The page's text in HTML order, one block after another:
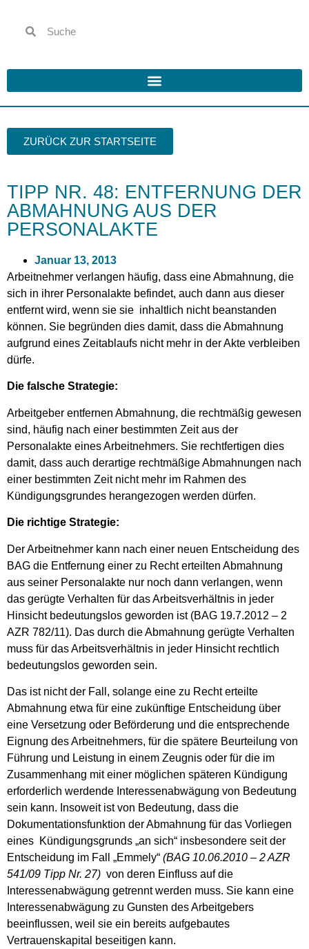
ZURÜCK ZUR STARTSEITE
TIPP NR. 48: ENTFERNUNG DER
ABMAHNUNG AUS DER
PERSONALAKTE
Januar 13, 2013
Arbeitnehmer verlangen häufig, dass eine Abmahnung, die
sich in ihrer Personalakte befindet, auch dann aus dieser
entfernt wird, wenn sie sie inhaltlich nicht beanstanden
können. Sie begründen dies damit, dass die Abmahnung
aufgrund eines Zeitablaufs nicht mehr in der Akte verbleiben
dürfe.
Die falsche Strategie:
Arbeitgeber entfernen Abmahnung, die rechtmäßig gewesen
sind, häufig nach einer bestimmten Zeit aus der
Personalakte eines Arbeitnehmers. Sie rechtfertigen dies
damit, dass auch derartige rechtmäßige Abmahnungen nach
einer bestimmten Zeit nicht mehr im Rahmen des
Kündigungsgrundes herangezogen werden dürfen.
Die richtige Strategie:
Der Arbeitnehmer kann nach einer neuen Entscheidung des
BAG die Entfernung einer zu Recht erteilten Abmahnung
aus seiner Personalakte nur noch dann verlangen, wenn
das gerügte Verhalten für das Arbeitsverhältnis in jeder
Hinsicht bedeutungslos geworden ist (BAG 19.7.2012 – 2
AZR 782/11). Das durch die Abmahnung gerügte Verhalten
muss für das Arbeitsverhältnis in jeder Hinsicht rechtlich
bedeutungslos geworden sein.
Das ist nicht der Fall, solange eine zu Recht erteilte
Abmahnung etwa für eine zukünftige Entscheidung über
eine Versetzung oder Beförderung und die entsprechende
Eignung des Arbeitnehmers, für die spätere Beurteilung von
Führung und Leistung in einem Zeugnis oder für die im
Zusammenhang mit einer möglichen späteren Kündigung
erforderlich werdende Interessenabwägung von Bedeutung
sein kann. Insoweit ist von Bedeutung, dass die
Dokumentationsfunktion der Abmahnung für das Vorliegen
eines Kündigungsgrunds „an sich“ insbesondere seit der
Entscheidung im Fall „Emmely“ (BAG 10.06.2010 – 2 AZR
541/09 Tipp Nr. 27) von deren Einfluss auf die
Interessenabwägung getrennt werden muss. Sie kann eine
Interessenabwägung zu Gunsten des Arbeitgebers
beeinflussen, weil sie ein bereits aufgebautes
Vertrauenskapital beseitigen kann.